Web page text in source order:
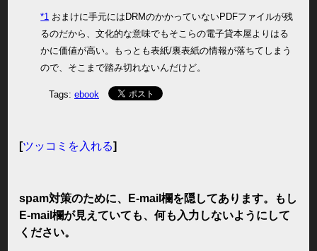
*1 おまけに手元にはDRMのかかっていないPDFファイルが残
るのだから、文化的な意味でもそこらの電子貸本屋よりはる
かに価値が高い。もっとも表紙/裏表紙の情報が落ちてしまう
ので、そこまで踏み切れないんだけど。
Tags: ebook
[ツッコミを入れる]
spam対策のために、E-mail欄を隠してあります。もし
E-mail欄が見えていても、何も入力しないようにして
ください。